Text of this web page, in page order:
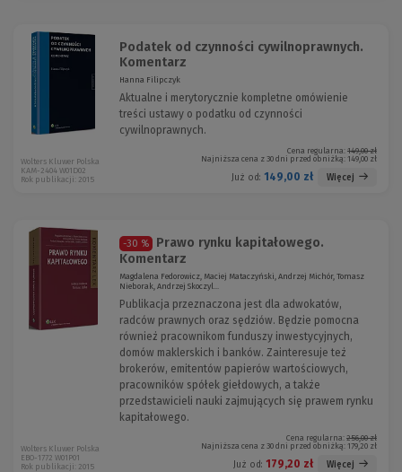
Podatek od czynności cywilnoprawnych.
Komentarz
Hanna Filipczyk
Aktualne i merytorycznie kompletne omówienie
treści ustawy o podatku od czynności
cywilnoprawnych.
Cena regularna: 149,00 zł
Najniższa cena z 30 dni przed obniżką: 149,00 zł
Już od: 149,00 zł Więcej
Wolters Kluwer Polska
KAM-2404 W01D02
Rok publikacji: 2015
-30 %
Prawo rynku kapitałowego.
Komentarz
Magdalena Fedorowicz, Maciej Mataczyński, Andrzej Michór, Tomasz
Nieborak, Andrzej Skoczyl...
Publikacja przeznaczona jest dla adwokatów,
radców prawnych oraz sędziów. Będzie pomocna
również pracownikom funduszy inwestycyjnych,
domów maklerskich i banków. Zainteresuje też
brokerów, emitentów papierów wartościowych,
pracowników spółek giełdowych, a także
przedstawicieli nauki zajmujących się prawem rynku
kapitałowego.
Cena regularna: 256,00 zł
Najniższa cena z 30 dni przed obniżką: 179,20 zł
Już od: 179,20 zł Więcej
Wolters Kluwer Polska
EBO-1772 W01P01
Rok publikacji: 2015